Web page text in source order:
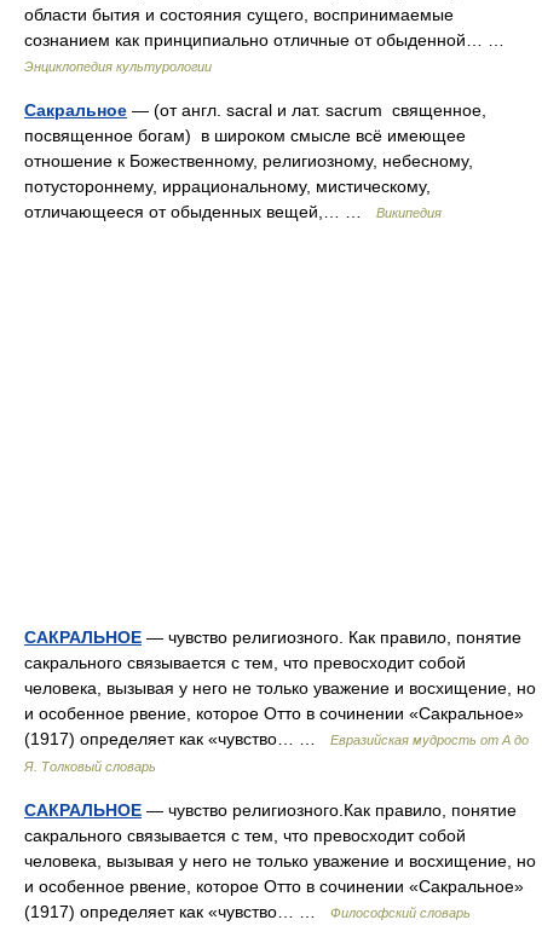
области бытия и состояния сущего, воспринимаемые
сознанием как принципиально отличные от обыденной… …
Энциклопедия культурологии
Сакральное — (от англ. sacral и лат. sacrum священное,
посвященное богам) в широком смысле всё имеющее
отношение к Божественному, религиозному, небесному,
потустороннему, иррациональному, мистическому,
отличающееся от обыденных вещей,… …
Википедия
САКРАЛЬНОЕ — чувство религиозного. Как правило, понятие
сакрального связывается с тем, что превосходит собой
человека, вызывая у него не только уважение и восхищение, но
и особенное рвение, которое Отто в сочинении «Сакральное»
(1917) определяет как «чувство… …
Евразийская мудрость от А до
Я. Толковый словарь
САКРАЛЬНОЕ — чувство религиозного.Как правило, понятие
сакрального связывается с тем, что превосходит собой
человека, вызывая у него не только уважение и восхищение, но
и особенное рвение, которое Отто в сочинении «Сакральное»
(1917) определяет как «чувство… …
Философский словарь